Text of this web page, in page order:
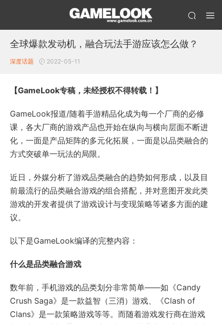
全球爆款发动机，融合玩法手游应该怎么做？
深度话题 2022-05-11
【GameLook专稿，未经授权不得转载！】
GameLook报道/随着手游精品化成为每一个厂商的必修
课，各大厂商的游戏产品也开始在纵向与横向层面不断进
化，一面是产品矩阵的多元化拓展，一面是以品类融合的
方式突破单一玩法的局限。
近日，外媒分析了游戏品类融合的趋势如何形成，以及目
前最流行的品类融合游戏的组合搭配，并对意图开发此类
游戏的开发者提供了游戏设计与变现策略等诸多方面的建
议。
以下是GameLook编译的完整内容：
什么是品类融合游戏
数年前，手机游戏的品类划分非常简单——如《Candy
Crush Saga》是一款益智（三消）游戏、《Clash of
Clans》是一款策略游戏等等。而随着游戏发行商在游戏